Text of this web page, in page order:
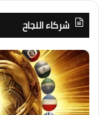
شركاء النجاح